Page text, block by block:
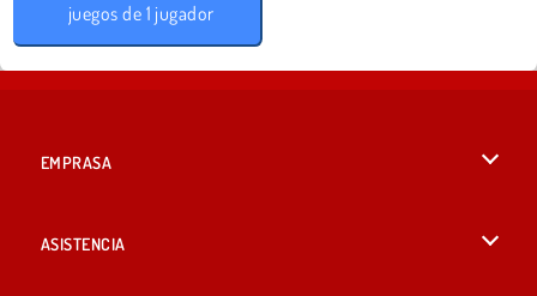
juegos de 1 jugador
EMPRASA
ASISTENCIA